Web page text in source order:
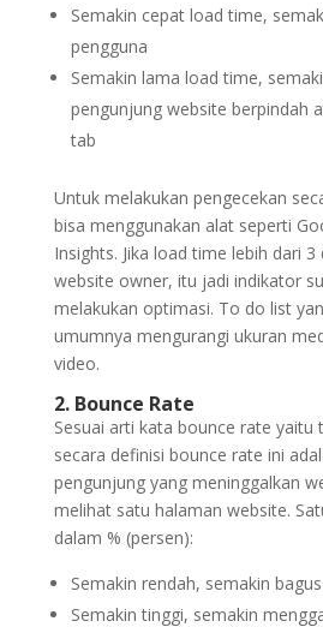
Semakin cepat load time,
pengguna
Semakin lama load time,
pengunjung website berpindah
tab
Untuk melakukan pengecekan
bisa menggunakan alat seperti
Insights. Jika load time lebih dari 3
website owner, itu jadi indikator
melakukan optimasi. To do list
umumnya mengurangi ukuran
video.
2. Bounce Rate
Sesuai arti kata bounce rate yaitu
secara definisi bounce rate ini
pengunjung yang meninggalkan
melihat satu halaman website.
dalam % (persen):
Semakin rendah, semakin bagus
Semakin tinggi, semakin